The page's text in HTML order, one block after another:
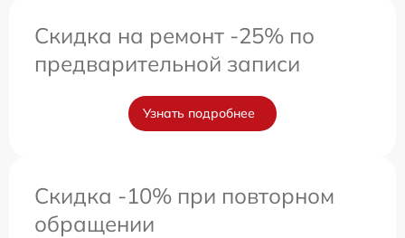
Скидка на ремонт -25% по
предварительной записи
Узнать подробнее
Скидка -10% при повторном
обращении